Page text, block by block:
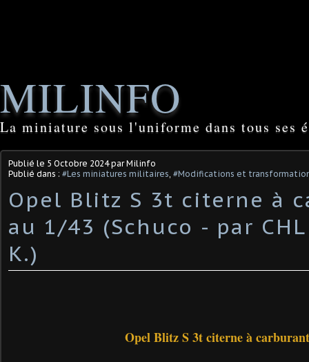
MILINFO
La miniature sous l'uniforme dans tous ses
Publié le 5 Octobre 2024par Milinfo
Publié dans : #Les miniatures militaires, #Modifications et
Opel Blitz S 3t citerne à
au 1/43 (Schuco - par
K.)
Opel Blitz S 3t citerne à carburant